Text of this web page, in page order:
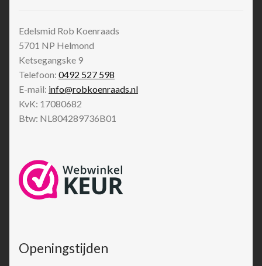
Edelsmid Rob Koenraads
5701 NP Helmond
Ketsegangske 9
Telefoon: 0492 527 598
E-mail: info@robkoenraads.nl
KvK: 17080682
Btw: NL804289736B01
Openingstijden